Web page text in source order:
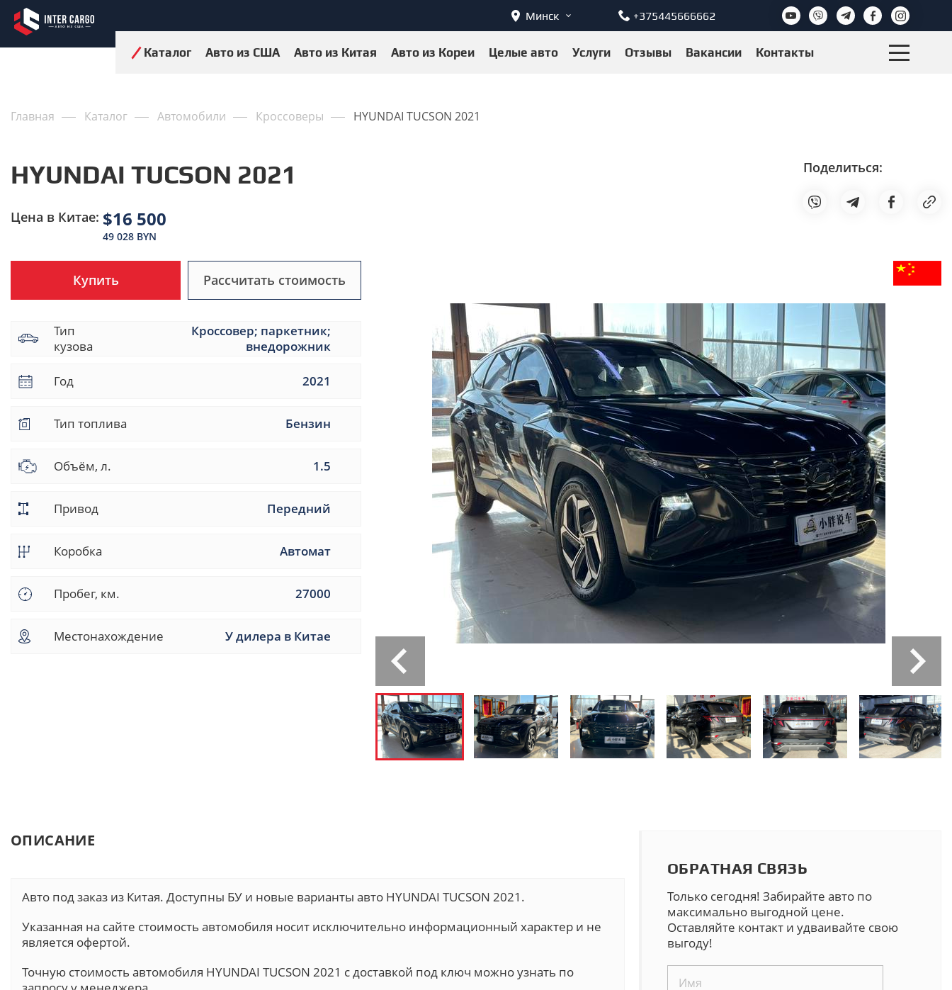
Минск +375445666662
Каталог Авто из США Авто из Китая Авто из Кореи Целые авто Услуги Отзывы Вакансии Контакты
Главная Каталог Автомобили Кроссоверы HYUNDAI TUCSON 2021
HYUNDAI TUCSON 2021
Цена в Китае: $16 500
49 028 BYN
Поделиться:
Купить Рассчитать стоимость
Тип
кузова
Кроссовер; паркетник;
внедорожник
Год 2021
Тип топлива Бензин
Объём, л. 1.5
Привод Передний
Коробка Автомат
Пробег, км. 27000
Местонахождение У дилера в Китае
ОПИСАНИЕ
Авто под заказ из Китая. Доступны БУ и новые варианты авто HYUNDAI TUCSON 2021.
Указанная на сайте стоимость автомобиля носит исключительно информационный характер и не
является офертой.
Точную стоимость автомобиля HYUNDAI TUCSON 2021 с доставкой под ключ можно узнать по
ОБРАТНАЯ СВЯЗЬ
Только сегодня! Забирайте авто по
максимально выгодной цене.
Оставляйте контакт и удваивайте свою
выгоду!